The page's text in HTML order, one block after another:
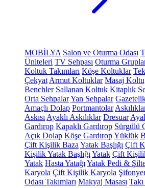
MOBİLYA Salon ve Oturma Odası
Üniteleri TV Sehpası Oturma
Koltuk Takımları Köşe Koltuklar
Çekyat Armut Koltuklar Masaj
Benchler Sallanan Koltuk Kitaplık
Orta SehpalarYan Sehpalar
Amaçlı Dolap Portmantolar
Askısı Ayaklı Askılıklar Dresuar
Gardırop Kapaklı Gardırop Sürgülü
Açık Dolap Köşe GardıropYüklük
Çift Kişilik Baza Yatak Başlığı Çift
Kişilik Yatak Başlığı Yatak Çift
Yatak Hasta Yatağı Yatak Pedi &
Karyola Çift Kişilik Karyola
Odası Takımları Makyaj Masası